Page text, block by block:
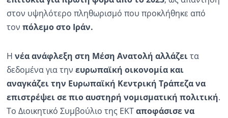
Πολιτισμός
στον υψηλότερο πληθωρισμό που προκλήθηκε από
τον πόλεμο στο Ιράν.
Η νέα ανάφλεξη στη Μέση Ανατολή αλλάζειτα
δεδομένα για την ευρωπαϊκή οικονομία και
αναγκάζει την Ευρωπαϊκή Κεντρική Τράπεζα να
επιστρέψει σε πιο αυστηρή νομισματική πολιτική.
Το Διοικητικό Συμβούλιο της ΕΚΤαποφάσισε να